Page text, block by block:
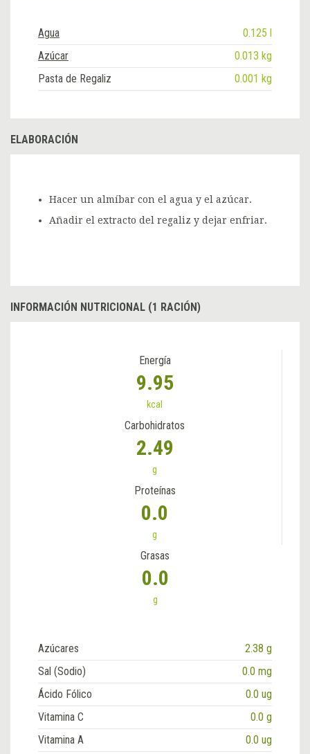
Agua
0.125 l
Azúcar
0.013 kg
Pasta de Regaliz
0.001 kg
ELABORACIÓN
Hacer un almíbar con el agua y el azúcar.
Añadir el extracto del regaliz y dejar enfriar.
INFORMACIÓN NUTRICIONAL (1 RACIÓN)
Energía
9.95
kcal
Carbohidratos
2.49
g
Proteínas
0.0
g
Grasas
0.0
g
Azúcares
2.38 g
Sal (Sodio)
0.0 mg
Ácido Fólico
0.0 ug
Vitamina C
0.0 g
Vitamina A
0.0 ug